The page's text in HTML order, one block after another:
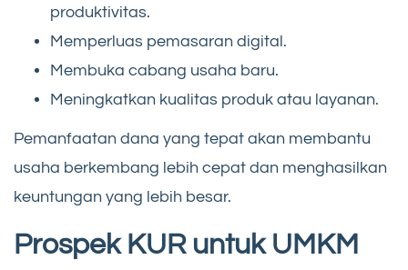
produktivitas.
Memperluas pemasaran digital.
Membuka cabang usaha baru.
Meningkatkan kualitas produk atau layanan.
Pemanfaatan dana yang tepat akan membantu
usaha berkembang lebih cepat dan menghasilkan
keuntungan yang lebih besar.
Prospek KUR untuk UMKM